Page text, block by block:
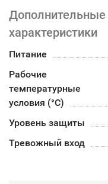
Дополнительные
характеристики
Питание
Рабочие
температурные
условия (°С)
Уровень защиты
Тревожный вход